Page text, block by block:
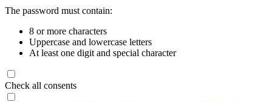
The password must contain:
8 or more characters
Uppercase and lowercase letters
At least one digit and special character
Check all consents